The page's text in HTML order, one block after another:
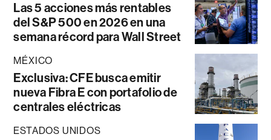
Las 5 acciones más rentables
del S&P 500 en 2026 en una
semana récord para Wall Street
MÉXICO
Exclusiva: CFE busca emitir
nueva Fibra E con portafolio de
centrales eléctricas
ESTADOS UNIDOS